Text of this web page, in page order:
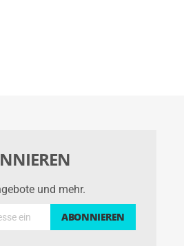
und mehr.
ABONNIEREN